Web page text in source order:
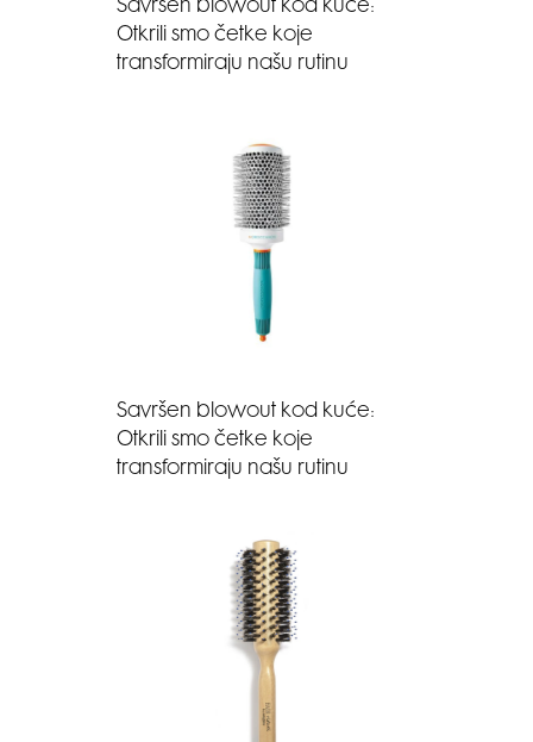
Savršen blowout kod kuće:
Otkrili smo četke koje
transformiraju našu rutinu
Savršen blowout kod kuće:
Otkrili smo četke koje
transformiraju našu rutinu